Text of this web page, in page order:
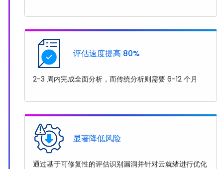
评估速度提高 80%
2-3 周内完成全面分析，而传统分析则需要 6-12 个月
显著降低风险
通过基于可修复性的评估识别漏洞并针对云就绪进行优化